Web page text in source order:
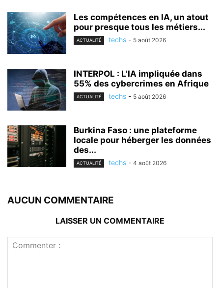
Les compétences en IA, un atout
pour presque tous les métiers...
ACTUALITÉ techs - 5 août 2026
INTERPOL : L’IA impliquée dans
55% des cybercrimes en Afrique
ACTUALITÉ techs - 5 août 2026
Burkina Faso : une plateforme
locale pour héberger les données
des...
ACTUALITÉ techs - 4 août 2026
AUCUN COMMENTAIRE
LAISSER UN COMMENTAIRE